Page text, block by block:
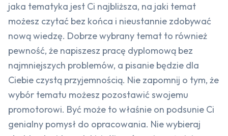
jaka tematyka jest Ci najbliższa, na jaki temat
możesz czytać bez końca i nieustannie zdobywać
nową wiedzę. Dobrze wybrany temat to również
pewność, że napiszesz pracę dyplomową bez
najmniejszych problemów, a pisanie będzie dla
Ciebie czystą przyjemnością. Nie zapomnij o tym, że
wybór tematu możesz pozostawić swojemu
promotorowi. Być może to właśnie on podsunie Ci
genialny pomysł do opracowania. Nie wybieraj